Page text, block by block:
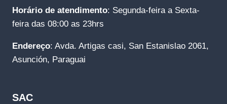
Horário de atendimento: Segunda-feira a Sexta-
feira das 08:00 as 23hrs
Endereço: Avda. Artigas casi, San Estanislao 2061,
Asunción, Paraguai
SAC